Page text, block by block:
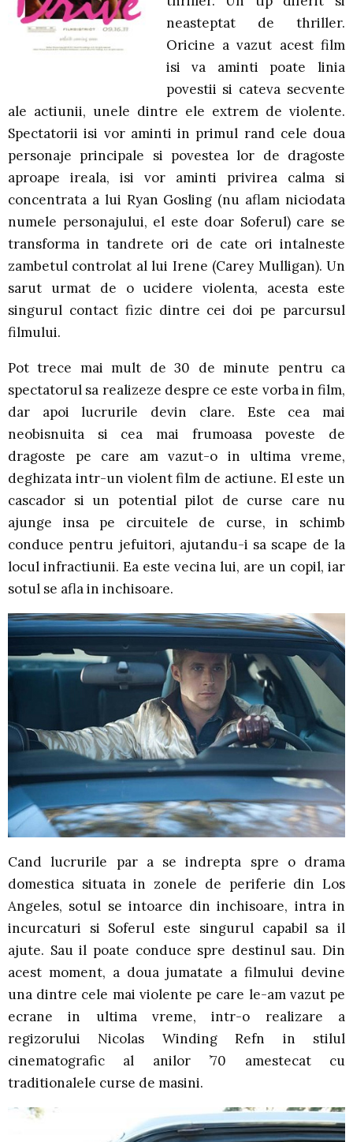
neasteptat de thriller.
Oricine a vazut acest film
isi va aminti poate linia
povestii si cateva secvente
ale actiunii, unele dintre ele extrem de violente.
Spectatorii isi vor aminti in primul rand cele doua
personaje principale si povestea lor de dragoste
aproape ireala, isi vor aminti privirea calma si
concentrata a lui Ryan Gosling (nu aflam niciodata
numele personajului, el este doar Soferul) care se
transforma in tandrete ori de cate ori intalneste
zambetul controlat al lui Irene (Carey Mulligan). Un
sarut urmat de o ucidere violenta, acesta este
singurul contact fizic dintre cei doi pe parcursul
filmului.
Pot trece mai mult de 30 de minute pentru ca
spectatorul sa realizeze despre ce este vorba in film,
dar apoi lucrurile devin clare. Este cea mai
neobisnuita si cea mai frumoasa poveste de
dragoste pe care am vazut-o in ultima vreme,
deghizata intr-un violent film de actiune. El este un
cascador si un potential pilot de curse care nu
ajunge insa pe circuitele de curse, in schimb
conduce pentru jefuitori, ajutandu-i sa scape de la
locul infractiunii. Ea este vecina lui, are un copil, iar
sotul se afla in inchisoare.
Cand lucrurile par a se indrepta spre o drama
domestica situata in zonele de periferie din Los
Angeles, sotul se intoarce din inchisoare, intra in
incurcaturi si Soferul este singurul capabil sa il
ajute. Sau il poate conduce spre destinul sau. Din
acest moment, a doua jumatate a filmului devine
una dintre cele mai violente pe care le-am vazut pe
ecrane in ultima vreme, intr-o realizare a
regizorului Nicolas Winding Refn in stilul
cinematografic al anilor ’70 amestecat cu
traditionalele curse de masini.